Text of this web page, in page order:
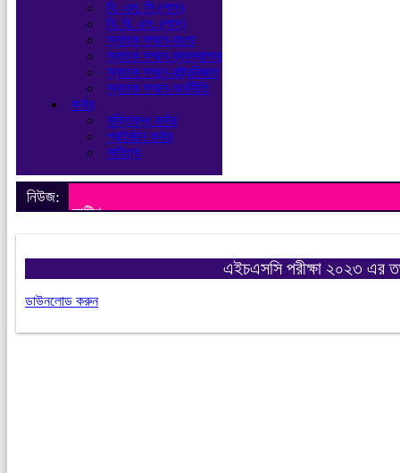
বি. এস. সি (পাস)
বি. বি. এস. (পাস)
স্নাতক সম্মান-বাংলা
স্নাতক সম্মান-ব্যবস্থাপনা
স্নাতক সম্মান-রাষ্ট্রবিজ্ঞান
স্নাতক সম্মান-অর্থনীতি
কর্নার
মুক্তিযুদ্ধ কর্নার
প্রতিষ্ঠান কর্নার
সাহিত্য
নিউজ:
নোটিশ
এইচএসসি পরীক্ষা ২০২৩
ডাউনলোড করুন